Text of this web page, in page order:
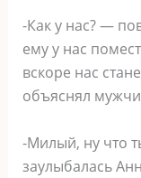
-Как у нас? —
ему у нас
вскоре нас
объяснял
-Милый, ну что
заулыбалась